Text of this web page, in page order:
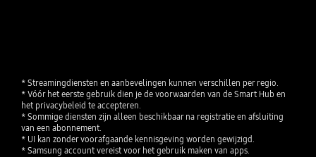
* Streamingdiensten en aanbevelingen kunnen verschillen per regio.
* Vóór het eerste gebruik dien je de voorwaarden van de Smart Hub en
het privacybeleid te accepteren.
* Sommige diensten zijn alleen beschikbaar na registratie en afsluiting
van een abonnement.
* UI kan zonder voorafgaande kennisgeving worden gewijzigd.
* Samsung account vereist voor het gebruik maken van apps.